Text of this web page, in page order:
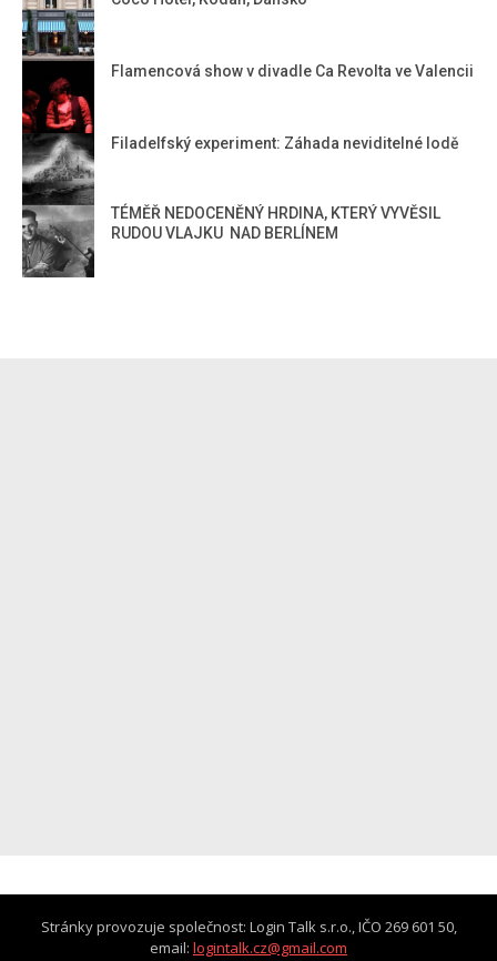
Flamencová show v divadle Ca Revolta ve Valencii
Filadelfský experiment: Záhada neviditelné lodě
TÉMĚŘ NEDOCENĚNÝ HRDINA, KTERÝ VYVĚSIL
RUDOU VLAJKU NAD BERLÍNEM
Stránky provozuje společnost: Login Talk s.r.o., IČO 269 601 50,
email: logintalk.cz@gmail.com